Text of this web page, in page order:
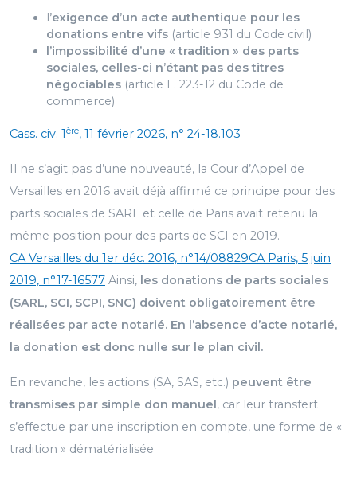
l’exigence d’un acte authentique pour les
donations entre vifs (article 931 du Code civil)
l’impossibilité d’une « tradition » des parts
sociales, celles-ci n’étant pas des titres
négociables (article L. 223-12 du Code de
commerce)
Cass. civ. 1ère, 11 février 2026, n° 24-18.103
Il ne s’agit pas d’une nouveauté, la Cour d’Appel de
Versailles en 2016 avait déjà affirmé ce principe pour des
parts sociales de SARL et celle de Paris avait retenu la
même position pour des parts de SCI en 2019.
CA Versailles du 1er déc. 2016, n°14/08829CA Paris, 5 juin
2019, n°17-16577 Ainsi, les donations de parts sociales
(SARL, SCI, SCPI, SNC) doivent obligatoirement être
réalisées par acte notarié. En l’absence d’acte notarié,
la donation est donc nulle sur le plan civil.
En revanche, les actions (SA, SAS, etc.) peuvent être
transmises par simple don manuel, car leur transfert
s’effectue par une inscription en compte, une forme de «
tradition » dématérialisée